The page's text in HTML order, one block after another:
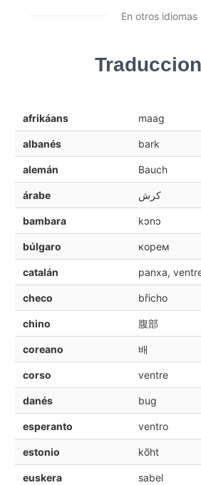
En otros idiomas
afrikáans maag
albanés bark
alemán Bauch
árabe كرش
bambara kɔnɔ
búlgaro корем
catalán panxa,
checo břicho
chino 腹部
coreano 배
corso ventre
danés bug
esperanto ventro
estonio kõht
euskera sabel